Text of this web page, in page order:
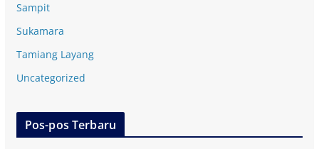
Sampit
Sukamara
Tamiang Layang
Uncategorized
Pos-pos Terbaru